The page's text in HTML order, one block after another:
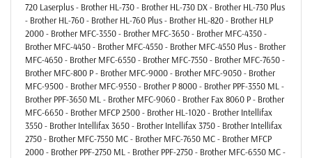
720 Laserplus - Brother HL-730 - Brother HL-730 DX - Brother HL-730 Plus
- Brother HL-760 - Brother HL-760 Plus - Brother HL-820 - Brother HLP
2000 - Brother MFC-3550 - Brother MFC-3650 - Brother MFC-4350 -
Brother MFC-4450 - Brother MFC-4550 - Brother MFC-4550 Plus - Brother
MFC-4650 - Brother MFC-6550 - Brother MFC-7550 - Brother MFC-7650 -
Brother MFC-800 P - Brother MFC-9000 - Brother MFC-9050 - Brother
MFC-9500 - Brother MFC-9550 - Brother P 8000 - Brother PPF-3550 ML -
Brother PPF-3650 ML - Brother MFC-9060 - Brother Fax 8060 P - Brother
MFC-6650 - Brother MFCP 2500 - Brother HL-1020 - Brother Intellifax
3550 - Brother Intellifax 3650 - Brother Intellifax 3750 - Brother Intellifax
2750 - Brother MFC-7550 MC - Brother MFC-7650 MC - Brother MFCP
2000 - Brother PPF-2750 ML - Brother PPF-2750 - Brother MFC-6550 MC -